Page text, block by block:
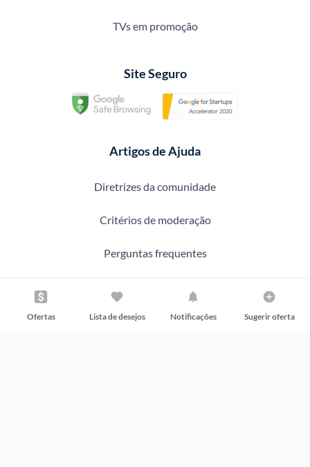
Ofertas Lista de desejos Notificações Sugerir oferta
TVs em promoção
Site Seguro
Artigos de Ajuda
Diretrizes da comunidade
Critérios de moderação
Perguntas frequentes